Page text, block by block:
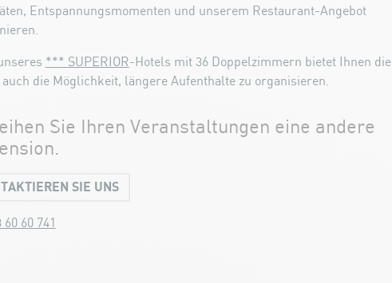
Entspannungsmomenten und unserem Restaurant-Angebot
*** SUPERIOR-Hotels mit 36 Doppelzimmern bietet Ihnen die
auch die Möglichkeit, längere Aufenthalte zu organisieren.
Sie Ihren Veranstaltungen eine andere
SIE UNS
60 60 741